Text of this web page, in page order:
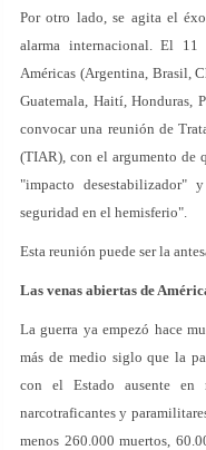
Por otro lado, se agita el
alarma internacional. El
Américas (Argentina, Brasil,
Guatemala, Haití, Honduras,
convocar una reunión de
(TIAR), con el argumento de
"impacto
seguridad en el hemisferio".
Esta reunión puede ser la
Las venas abiertas de
La guerra ya empezó hace
más de medio siglo que la
con el Estado ausente en
narcotraficantes y
menos 260.000 muertos,